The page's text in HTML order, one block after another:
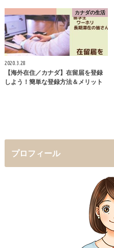
カナダの生活
2020.3.28
【海外在住／カナダ】在留届を登録
しよう！簡単な登録方法＆メリット
プロフィール